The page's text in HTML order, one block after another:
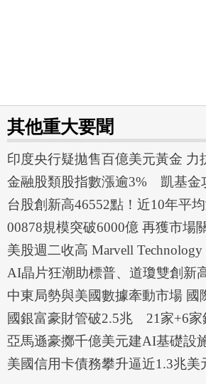
其他重大要聞
印度央行疑拋售百億美元黃金 力
金融股類股指數漲逾3% 凱基金
台股創新高46552點！近10年平
00878規模突破6000億 再獲市場
美股週二收高 Marvell Technology
AI晶片狂潮助標普、道瓊雙創新
中東局勢與美國數據牽動市場 國
國銀富豪財管破2.5兆 21家+6家
亞馬遜豪擲千億美元建AI基礎設
美國信用卡債務攀升逼近1.3兆美